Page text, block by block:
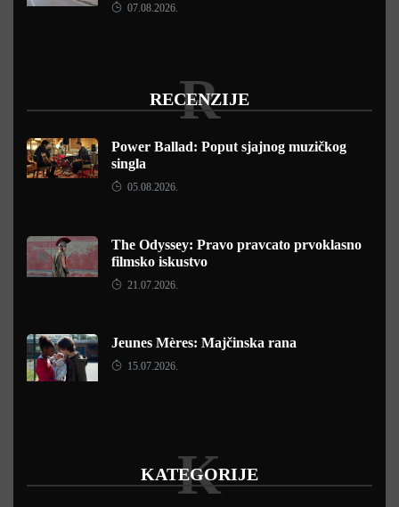
07.08.2026.
RECENZIJE
R
Power Ballad: Poput sjajnog muzičkog
singla
05.08.2026.
The Odyssey: Pravo pravcato prvoklasno
filmsko iskustvo
21.07.2026.
Jeunes Mères: Majčinska rana
15.07.2026.
KATEGORIJE
K